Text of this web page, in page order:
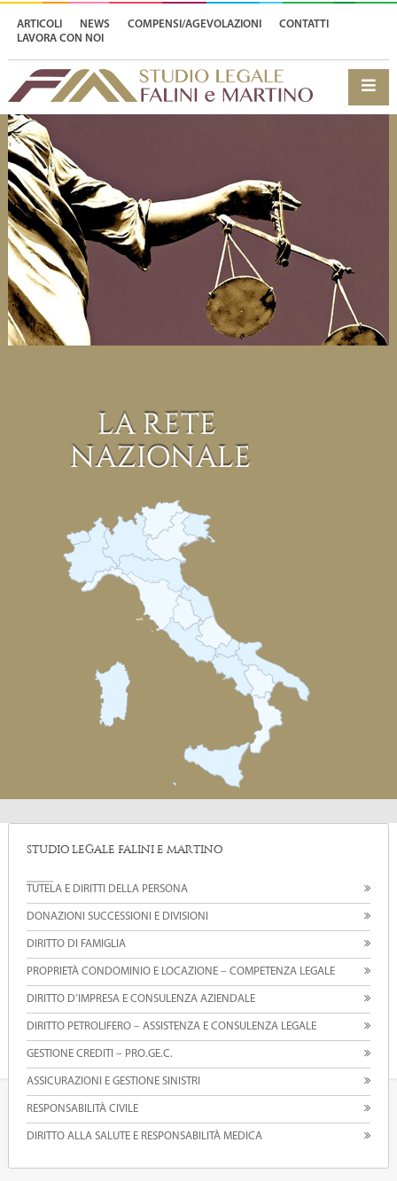
ARTICOLI NEWS COMPENSI/AGEVOLAZIONI
CONTATTI
LAVORA CON NOI
STUDIO LEGALE FALINI E MARTINO
TUTELA E DIRITTI DELLA PERSONA
DONAZIONI SUCCESSIONI E DIVISIONI
DIRITTO DI FAMIGLIA
PROPRIETÀ CONDOMINIO E LOCAZIONE – COMPETENZA LEGALE
DIRITTO D’IMPRESA E CONSULENZA AZIENDALE
DIRITTO PETROLIFERO – ASSISTENZA E CONSULENZA LEGALE
GESTIONE CREDITI – PRO.GE.C.
ASSICURAZIONI E GESTIONE SINISTRI
RESPONSABILITÀ CIVILE
DIRITTO ALLA SALUTE E RESPONSABILITÀ MEDICA